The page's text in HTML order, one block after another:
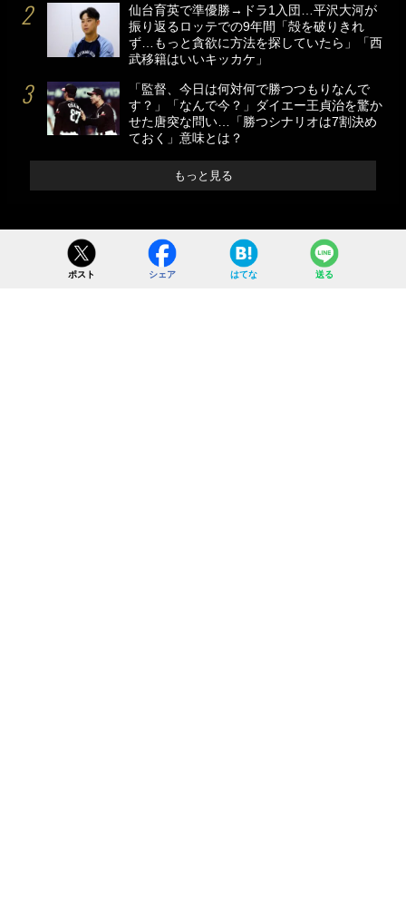
仙台育英で準優勝→ドラ1入団…平沢大河が
振り返るロッテでの9年間「殻を破りきれ
ず…もっと貪欲に方法を探していたら」「西
武移籍はいいキッカケ」
「監督、今日は何対何で勝つつもりなんで
す？」「なんで今？」ダイエー王貞治を驚か
せた唐突な問い…「勝つシナリオは7割決め
ておく」意味とは？
もっと見る
ポスト シェア はてな 送る